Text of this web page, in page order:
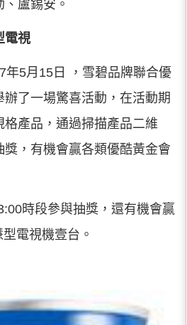
盧錫安。
電視
年5月15日 ，雪碧品牌聯合優
了一場驚喜活動，在活動期
格產品，通過掃描產品二維
，有機會贏各類優酷黃金會
時段參與抽獎，還有機會贏
電視機壹台。